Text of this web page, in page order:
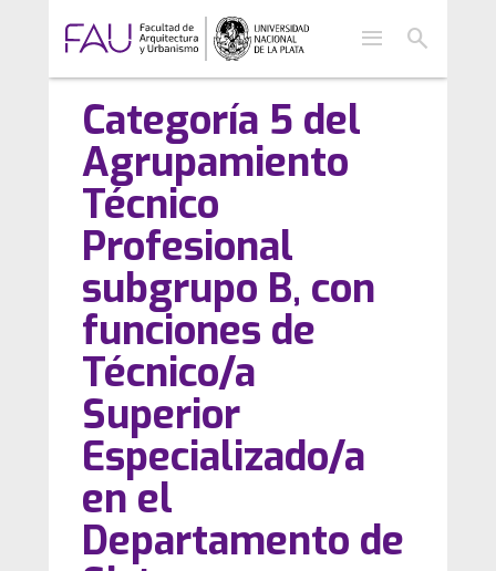
menu search
Categoría 5 del
Agrupamiento
Técnico
Profesional
subgrupo B, con
funciones de
Técnico/a
Superior
Especializado/a
en el
Departamento de